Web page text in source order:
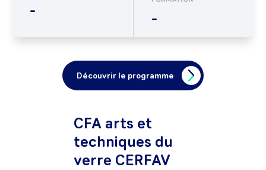
- -
Découvrir le programme
CFA arts et
techniques du
verre CERFAV